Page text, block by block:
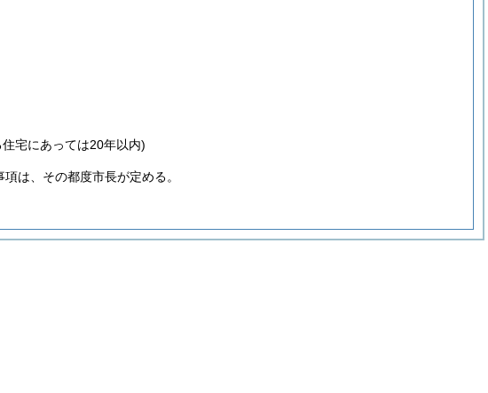
宅にあっては20年以内)
は、その都度市長が定める。